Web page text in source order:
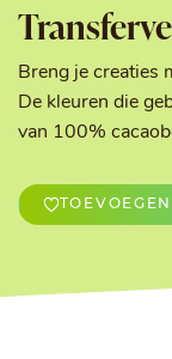
Breng je creaties
De kleuren die
van 100%